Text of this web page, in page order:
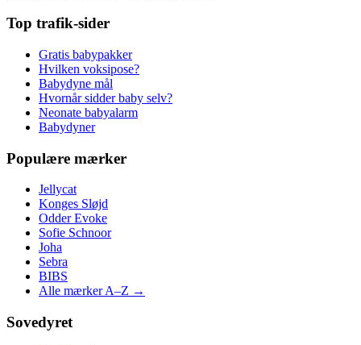
Top trafik-sider
Gratis babypakker
Hvilken voksipose?
Babydyne mål
Hvornår sidder baby selv?
Neonate babyalarm
Babydyner
Populære mærker
Jellycat
Konges Sløjd
Odder Evoke
Sofie Schnoor
Joha
Sebra
BIBS
Alle mærker A–Z →
Sovedyret